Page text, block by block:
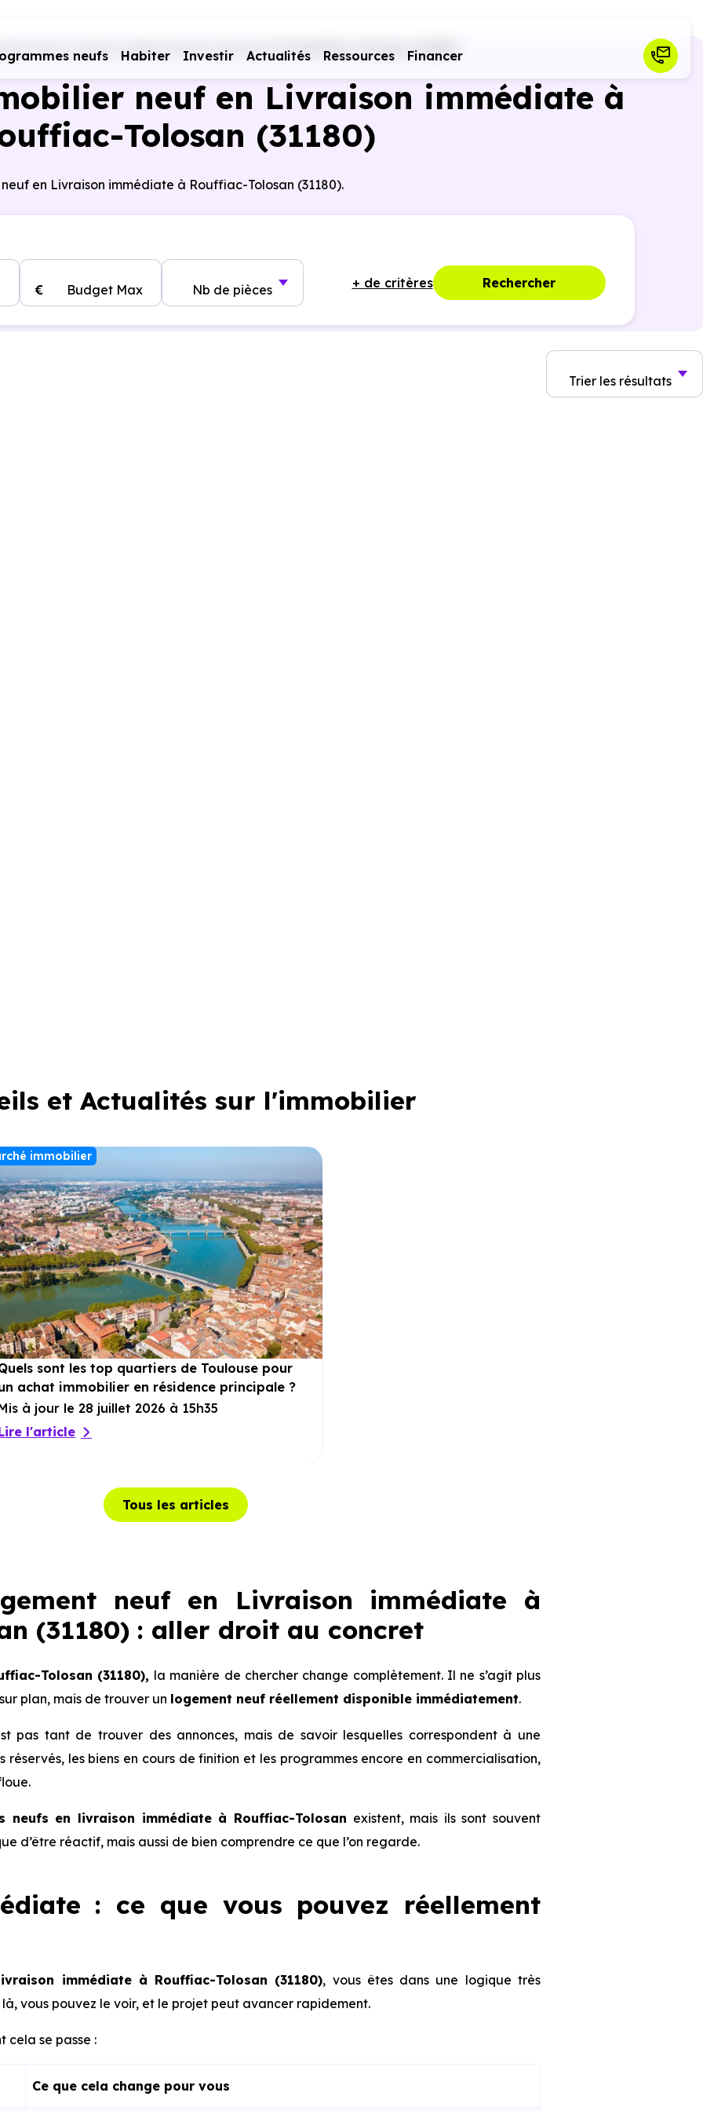
neufs Habiter Investir Actualités Ressources Financer
neufs Livraison rapide Haute-Garonne (31) Rouffiac-Tolosan (31180)
neuf en Livraison immédiate à
Tolosan (31180)
en Livraison immédiate à Rouffiac-Tolosan (31180).
Budget Max
€ Nb de pièces + de critères Rechercher
Trier les résultats
et Actualités sur l'immobilier
immobilier
sont les top quartiers de Toulouse pour
achat immobilier en résidence principale ?
à jour le 28 juillet 2026 à 15h35
l'article
Tous les articles
neuf en Livraison immédiate à
(31180) : aller droit au concret
Tolosan (31180), la manière de chercher change complètement. Il ne s’agit plus
plan, mais de trouver un logement neuf réellement disponible immédiatement.
pas tant de trouver des annonces, mais de savoir lesquelles correspondent à une
réservés, les biens en cours de finition et les programmes encore en commercialisation,
neufs en livraison immédiate à Rouffiac-Tolosan existent, mais ils sont souvent
d’être réactif, mais aussi de bien comprendre ce que l’on regarde.
: ce que vous pouvez réellement
immédiate à Rouffiac-Tolosan (31180), vous êtes dans une logique très
vous pouvez le voir, et le projet peut avancer rapidement.
cela se passe :
Ce que cela change pour vous